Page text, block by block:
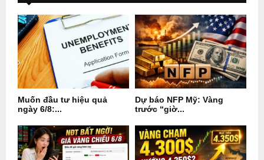
Muốn đầu tư hiệu quả
ngày 6/8:...
Dự báo NFP Mỹ: Vàng
trước “giờ...